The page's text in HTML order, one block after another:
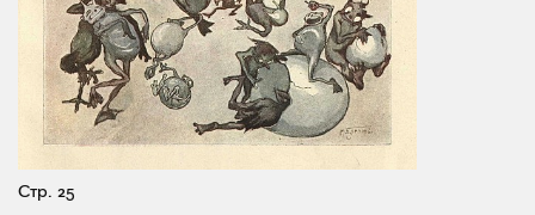
Стр. 25